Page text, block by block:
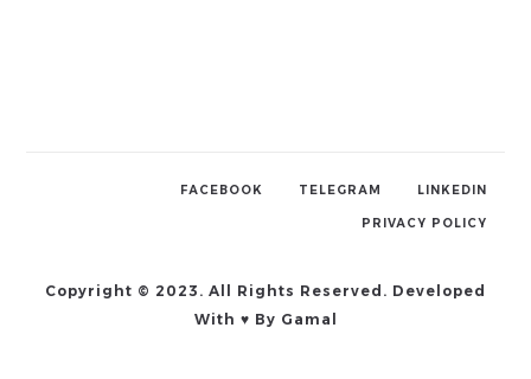
LINKEDIN
TELEGRAM
FACEBOOK
PRIVACY POLICY
Copyright © 2023. All Rights Reserved. Developed
With ♥ By Gamal